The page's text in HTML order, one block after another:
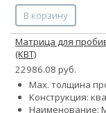
В корзину
Матрица для
(КВТ)
22986.08 руб.
Max. толщина
Конструкция:
Наименование: